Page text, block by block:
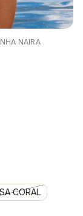
NAIRA
CORAL